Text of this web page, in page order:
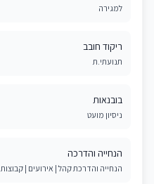
למגירה
ריקוד חובב
תנועתי.ת
בובנאות
ניסיון מועט
הנחייה והדרכה
הנחייה והדרכת קהל | אירועים | קבוצות